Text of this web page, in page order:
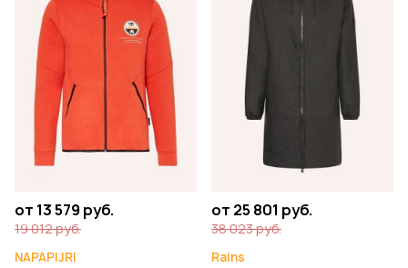
от 13 579 руб.
19 012 руб.
NAPAPIJRI
от 25 801 руб.
38 023 руб.
Rains